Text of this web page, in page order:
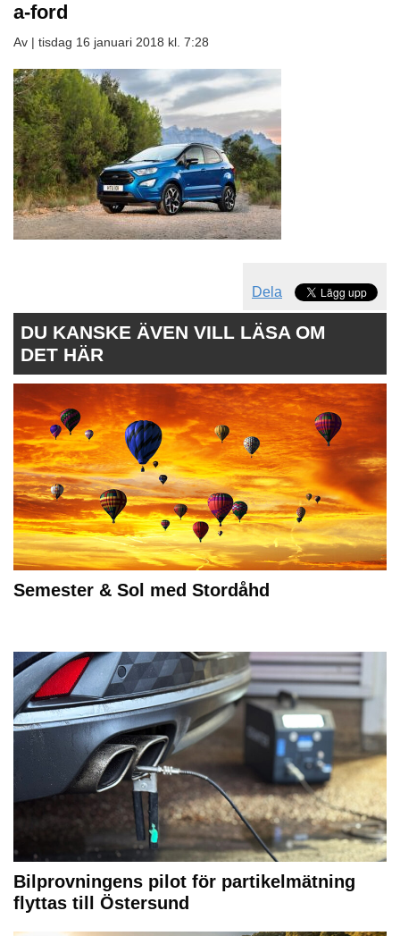
a-ford
Av | tisdag 16 januari 2018 kl. 7:28
Dela
DU KANSKE ÄVEN VILL LÄSA OM
DET HÄR
Semester & Sol med Stordåhd
Bilprovningens pilot för partikelmätning
flyttas till Östersund